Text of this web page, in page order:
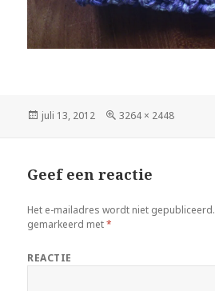
Geplaatst
juli 13, 2012
Volledige
3264 × 2448
Geef een reactie
Het e-mailadres wordt niet gepubliceerd.
gemarkeerd met*
REACTIE